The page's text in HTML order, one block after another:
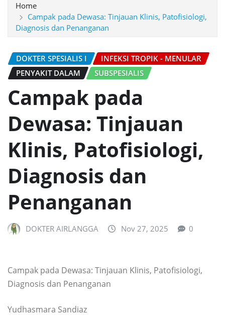
Home
Campak pada Dewasa: Tinjauan Klinis, Patofisiologi,
Diagnosis dan Penanganan
DOKTER SPESIALIS I
INFEKSI TROPIK - MENULAR
PENYAKIT DALAM
SUBSPESIALIS
Campak pada
Dewasa: Tinjauan
Klinis, Patofisiologi,
Diagnosis dan
Penanganan
DOKTER AIRLANGGA Nov 27, 2025 0
Campak pada Dewasa: Tinjauan Klinis, Patofisiologi,
Diagnosis dan Penanganan
Yudhasmara Sandiaz